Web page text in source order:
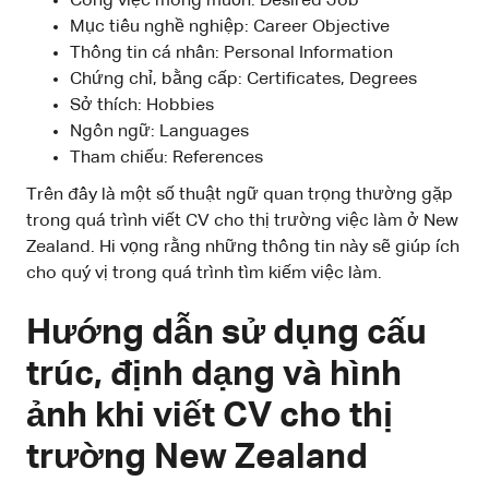
Mục tiêu nghề nghiệp: Career Objective
Thông tin cá nhân: Personal Information
Chứng chỉ, bằng cấp: Certificates, Degrees
Sở thích: Hobbies
Ngôn ngữ: Languages
Tham chiếu: References
Trên đây là một số thuật ngữ quan trọng thường gặp
trong quá trình viết CV cho thị trường việc làm ở New
Zealand. Hi vọng rằng những thông tin này sẽ giúp ích
cho quý vị trong quá trình tìm kiếm việc làm.
Hướng dẫn sử dụng cấu
trúc, định dạng và hình
ảnh khi viết CV cho thị
trường New Zealand